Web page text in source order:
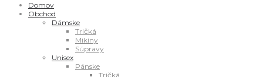
Domov
Obchod
Dámske
Tričká
Mikiny
Súpravy
Unisex
Pánske
Tričká